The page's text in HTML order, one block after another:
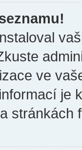
ve
je
stránkách